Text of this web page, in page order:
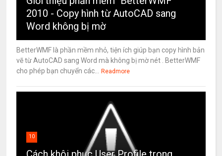
2010 - Copy hình từ AutoCAD sang
Word không bị mờ
BetterWMF là phần mềm nhỏ, tiện ích giúp bạn copy hình bản
vẽ từ AutoCAD sang Word mà không bị mờ nét . BetterWMF
cho phép bạn chuyển các...
Readmore
10